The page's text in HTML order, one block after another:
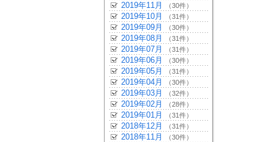
2019年11月 （30件）
2019年10月 （31件）
2019年09月 （30件）
2019年08月 （31件）
2019年07月 （31件）
2019年06月 （30件）
2019年05月 （31件）
2019年04月 （30件）
2019年03月 （32件）
2019年02月 （28件）
2019年01月 （31件）
2018年12月 （31件）
2018年11月 （30件）